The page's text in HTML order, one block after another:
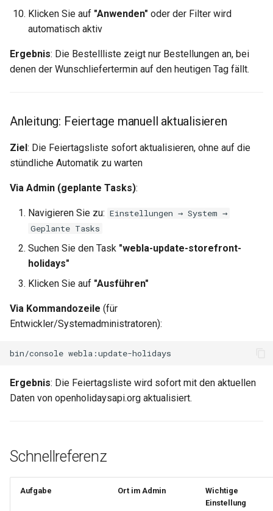
Klicken Sie auf "Anwenden" oder der Filter wird
automatisch aktiv
Ergebnis: Die Bestellliste zeigt nur Bestellungen an, bei
denen der Wunschliefertermin auf den heutigen Tag fällt.
Anleitung: Feiertage manuell aktualisieren
Ziel: Die Feiertagsliste sofort aktualisieren, ohne auf die
stündliche Automatik zu warten
Via Admin (geplante Tasks):
Navigieren Sie zu: Einstellungen → System →
Geplante Tasks
Suchen Sie den Task "webla-update-storefront-
holidays"
Klicken Sie auf "Ausführen"
Via Kommandozeile (für
Entwickler/Systemadministratoren):
bin/console
Ergebnis: Die Feiertagsliste wird sofort mit den aktuellen
Daten von openholidaysapi.org aktualisiert.
Schnellreferenz
Aufgabe Ort im Admin
Wichtige
Einstellung